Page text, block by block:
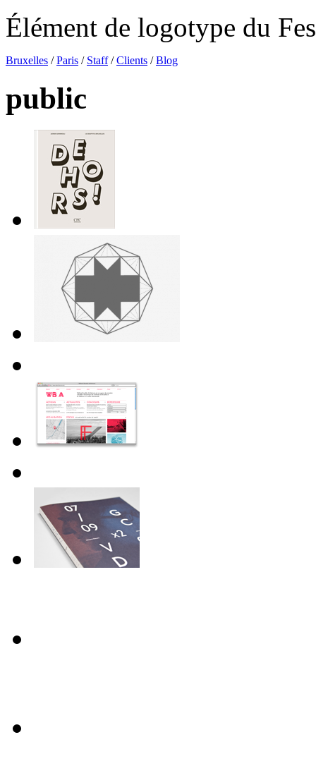
Élément de logotype du
Bruxelles /Paris / Staff/Clients /Blog
public